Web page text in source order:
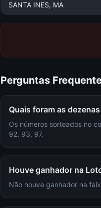
SANTA INES, MA
Perguntas
Quais foram as
Os números sorteados no
92, 93, 97.
Houve ganhador na
Não houve ganhador na